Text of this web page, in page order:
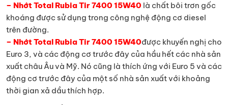
– Nhớt Total Rubia Tir 7400 15W40 là chất bôi trơn gốc
khoáng được sử dụng trong công nghệ động cơ diesel
trên đường.
– Nhớt Total Rubia Tir 7400 15W40được khuyến nghị cho
Euro 3, và các động cơ trước đây của hầu hết các nhà sản
xuất châu Âu và Mỹ. Nó cũng là thích ứng với Euro 5 và các
động cơ trước đây của một số nhà sản xuất với khoảng
thời gian xả dầu thích hợp.